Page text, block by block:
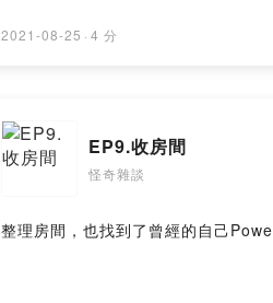
2021-08-25 · 4 分
EP9.收房間
怪奇雜談
整理房間，也找到了曾經的自己